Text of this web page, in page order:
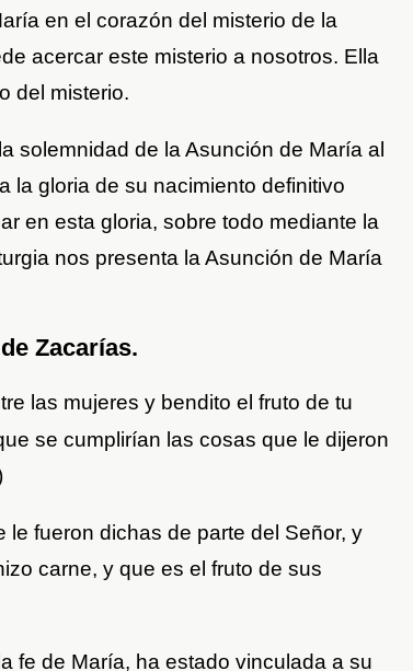
en el corazón del misterio de la
acercar este misterio a nosotros. Ella
del misterio.
solemnidad de la Asunción de María al
la gloria de su nacimiento definitivo
en esta gloria, sobre todo mediante la
nos presenta la Asunción de María
Zacarías.
las mujeres y bendito el fruto de tu
se cumplirían las cosas que le dijeron
fueron dichas de parte del Señor, y
carne, y que es el fruto de sus
fe de María, ha estado vinculada a su